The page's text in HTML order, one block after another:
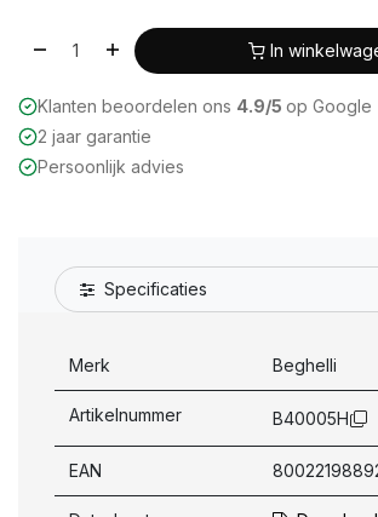
In
Klanten beoordelen ons 4.9/5 op Google
2 jaar garantie
Persoonlijk advies
Specificaties
Merk Beghelli
Artikelnummer B40005H
EAN